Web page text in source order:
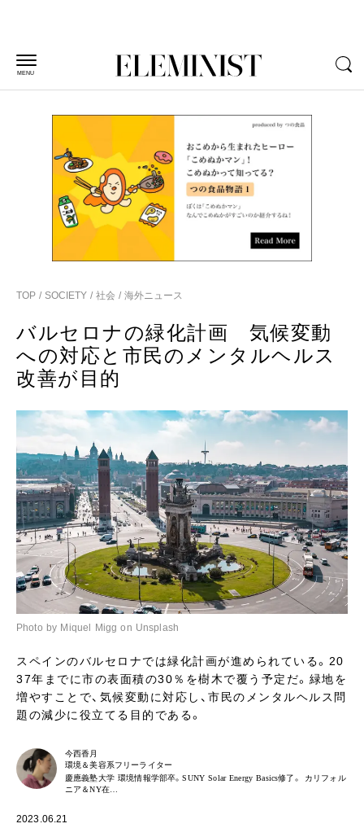
MENU
TOP SOCIETY 社会 海外ニュース
バルセロナの緑化計画 気候変動
への対応と市民のメンタルヘルス
改善が目的
Photo by Miquel Migg on Unsplash
スペインのバルセロナでは緑化計画が進められている。20
37年までに市の表面積の30％を樹木で覆う予定だ。緑地を
増やすことで、気候変動に対応し、市民のメンタルヘルス問
題の減少に役立てる目的である。
今西香月
環境＆美容系フリーライター
慶應義塾大学 環境情報学部卒。SUNY Solar Energy Basics修了。 カリフォル
ニア＆NY在…
2023.06.21